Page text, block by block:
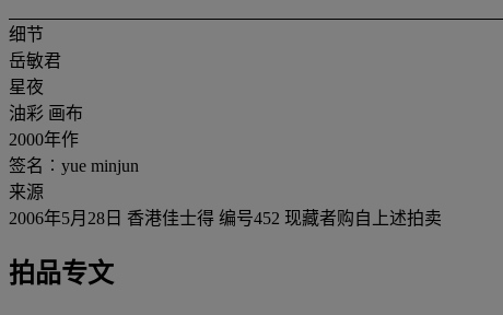
细节
岳敏君
星夜
油彩 画布
2000年作
签名︰yue minjun
来源
2006年5月28日 香港佳士得 编号452 现藏者购自上述拍卖
拍品专文